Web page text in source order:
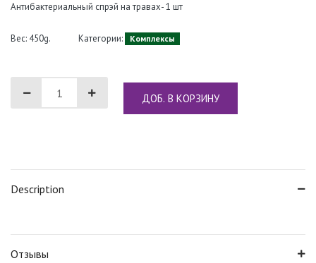
Антибактериальный спрэй на травах- 1 шт
Вес: 450g. Категории: Комплексы
ДОБ. В КОРЗИНУ
Description
Отзывы